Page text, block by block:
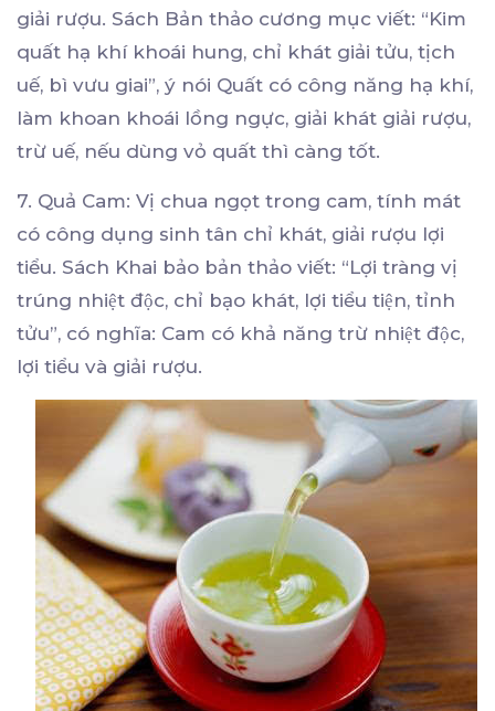
giải rượu. Sách Bản thảo cương mục viết: “Kim
quất hạ khí khoái hung, chỉ khát giải tửu, tịch
uế, bì vưu giai”, ý nói Quất có công năng hạ khí,
làm khoan khoái lồng ngực, giải khát giải rượu,
trừ uế, nếu dùng vỏ quất thì càng tốt.
7. Quả Cam: Vị chua ngọt trong cam, tính mát
có công dụng sinh tân chỉ khát, giải rượu lợi
tiểu. Sách Khai bảo bản thảo viết: “Lợi tràng vị
trúng nhiệt độc, chỉ bạo khát, lợi tiểu tiện, tỉnh
tửu”, có nghĩa: Cam có khả năng trừ nhiệt độc,
lợi tiểu và giải rượu.